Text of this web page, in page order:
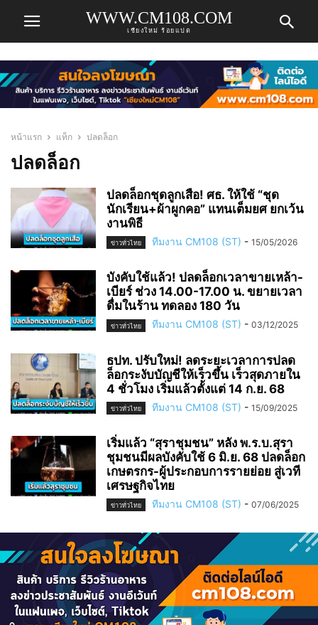
WWW.CM108.COM
เชียงใหม่ ร้อยแปด
หน้าแรก แท็ก ปลดล็อก
ปลดล็อก
ปลดล็อกชุดลูกเสือ! ศธ. ให้ใช้ “ชุด
นักเรียน+ผ้าผูกคอ” แทนเต็มยศ ยกเว้น
งานพิธี
ข่าวทั่วไทย ทีมงาน CM108 (ST) - 15/05/2026
บังคับใช้แล้ว! ปลดล็อกเวลาขายเหล้า-
เบียร์ ช่วง 14.00-17.00 น. ขยายเวลา
ดื่มในร้าน ทดลอง 180 วัน
ข่าวทั่วไทย ทีมงาน CM108 (ST) - 03/12/2025
ธปท. ปรับใหม่! ลดระยะเวลาการปลด
ล็อกระงับบัญชีให้เร็วขึ้น เร็วสุดภายใน
4 ชั่วโมง เริ่มแล้วตั้งแต่ 14 ก.ย. 68
ข่าวทั่วไทย ทีมงาน CM108 (ST) - 15/09/2025
เริ่มแล้ว “สุราชุมชน” หลัง พ.ร.บ.สุรา
ชุมชนมีผลบังคับใช้ 6 มิ.ย. 68 ปลดล็อก
เกษตรกร-ผู้ประกอบการรายย่อย สู่เวที
เศรษฐกิจไทย
ข่าวทั่วไทย ทีมงาน CM108 (ST) - 07/06/2025